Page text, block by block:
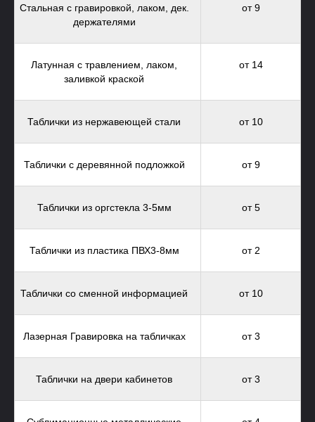
Стальная с гравировкой, лаком, дек.
держателями
от 9
Латунная с травлением, лаком,
заливкой краской
от 14
Таблички из нержавеющей стали от 10
Таблички с деревянной подложкой от 9
Таблички из оргстекла 3-5мм от 5
Таблички из пластика ПВХ3-8мм от 2
Таблички со сменной информацией от 10
Лазерная Гравировка на табличках от 3
Таблички на двери кабинетов от 3